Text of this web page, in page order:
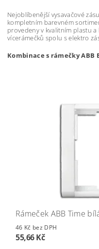
Nejoblíbenější vysavačové
kompletním barevném
provedeny v kvalitním plastu
vícerámečků spolu s elektro
Kombinace s rámečky ABB
Rámeček ABB Time
46 Kč bez DPH
55,66 Kč